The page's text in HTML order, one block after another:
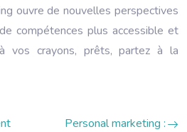
ouvre de nouvelles perspectives
compétences plus accessible et
vos crayons, prêts, partez à la
Personal marketing :